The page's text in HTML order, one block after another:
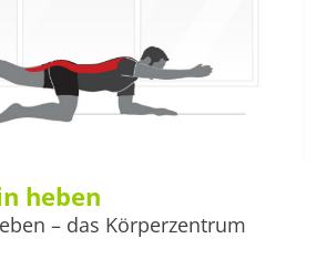
heben
– das Körperzentrum